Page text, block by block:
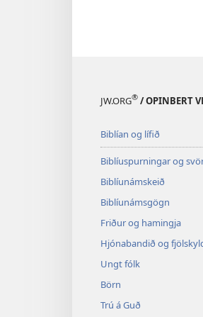
JW.ORG® / OPINBERT
Biblían og lífið
Biblíuspurningar og
Biblíunámskeið
Biblíunámsgögn
Friður og hamingja
Hjónabandið og
Ungt fólk
Börn
Trú á Guð